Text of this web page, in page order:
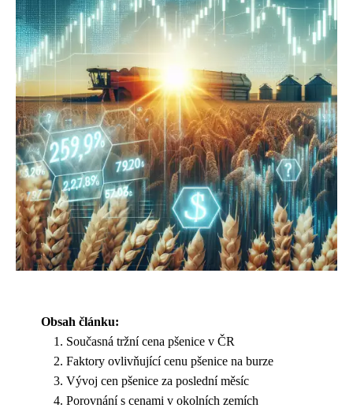
Obsah článku:
Současná tržní cena pšenice v ČR
Faktory ovlivňující cenu pšenice na burze
Vývoj cen pšenice za poslední měsíc
Porovnání s cenami v okolních zemích